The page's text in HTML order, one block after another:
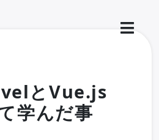
とVue.js
学んだ事